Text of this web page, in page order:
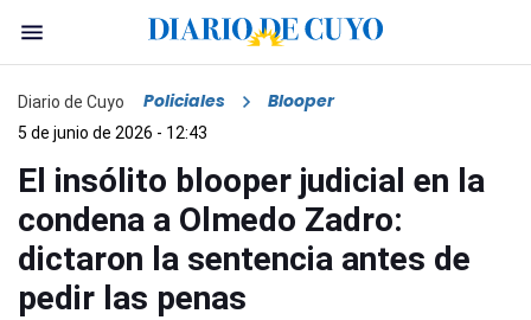
Diario de Cuyo Policiales Blooper
5 de junio de 2026 - 12:43
El insólito blooper judicial en la
condena a Olmedo Zadro:
dictaron la sentencia antes de
pedir las penas